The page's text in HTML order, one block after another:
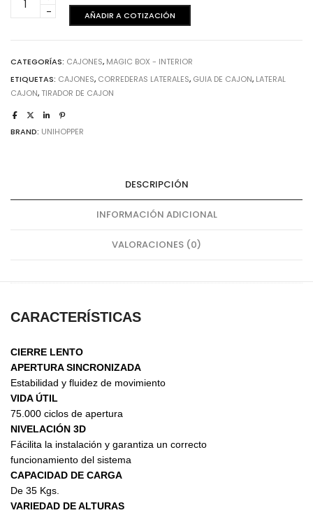
frontal
AÑADIR A COTIZACIÓN
CATEGORÍAS: CAJONES, MAGIC BOX - INTERIOR
ETIQUETAS: CAJONES, CORREDERAS LATERALES, GUIA DE CAJON, LATERAL
CAJON, TIRADOR DE CAJON
BRAND: UNIHOPPER
DESCRIPCIÓN
INFORMACIÓN ADICIONAL
VALORACIONES (0)
CARACTERÍSTICAS
CIERRE LENTO
APERTURA SINCRONIZADA
Estabilidad y fluidez de movimiento
VIDA ÚTIL
75.000 ciclos de apertura
NIVELACIÓN 3D
Fácilita la instalación y garantiza un correcto
funcionamiento del sistema
CAPACIDAD DE CARGA
De 35 Kgs.
VARIEDAD DE ALTURAS